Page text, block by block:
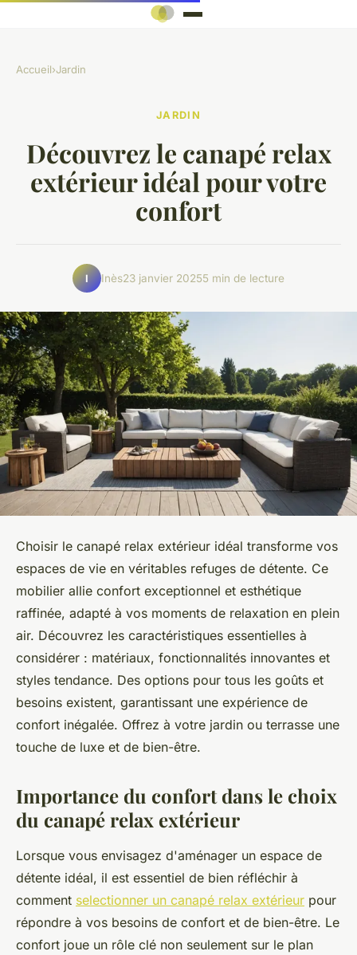
Accueil›Jardin
JARDIN
Découvrez le canapé relax
extérieur idéal pour votre
confort
I Inès23 janvier 20255 min de lecture
Choisir le canapé relax extérieur idéal transforme vos
espaces de vie en véritables refuges de détente. Ce
mobilier allie confort exceptionnel et esthétique
raffinée, adapté à vos moments de relaxation en plein
air. Découvrez les caractéristiques essentielles à
considérer : matériaux, fonctionnalités innovantes et
styles tendance. Des options pour tous les goûts et
besoins existent, garantissant une expérience de
confort inégalée. Offrez à votre jardin ou terrasse une
touche de luxe et de bien-être.
Importance du confort dans le choix
du canapé relax extérieur
Lorsque vous envisagez d'aménager un espace de
détente idéal, il est essentiel de bien réfléchir à
comment selectionner un canapé relax extérieur pour
répondre à vos besoins de confort et de bien-être. Le
confort joue un rôle clé non seulement sur le plan